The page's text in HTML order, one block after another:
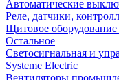
Автоматические
Реле, датчики,
Щитовое оборудование
Остальное
Светосигнальная и
Systeme Electric
Вентиляторы